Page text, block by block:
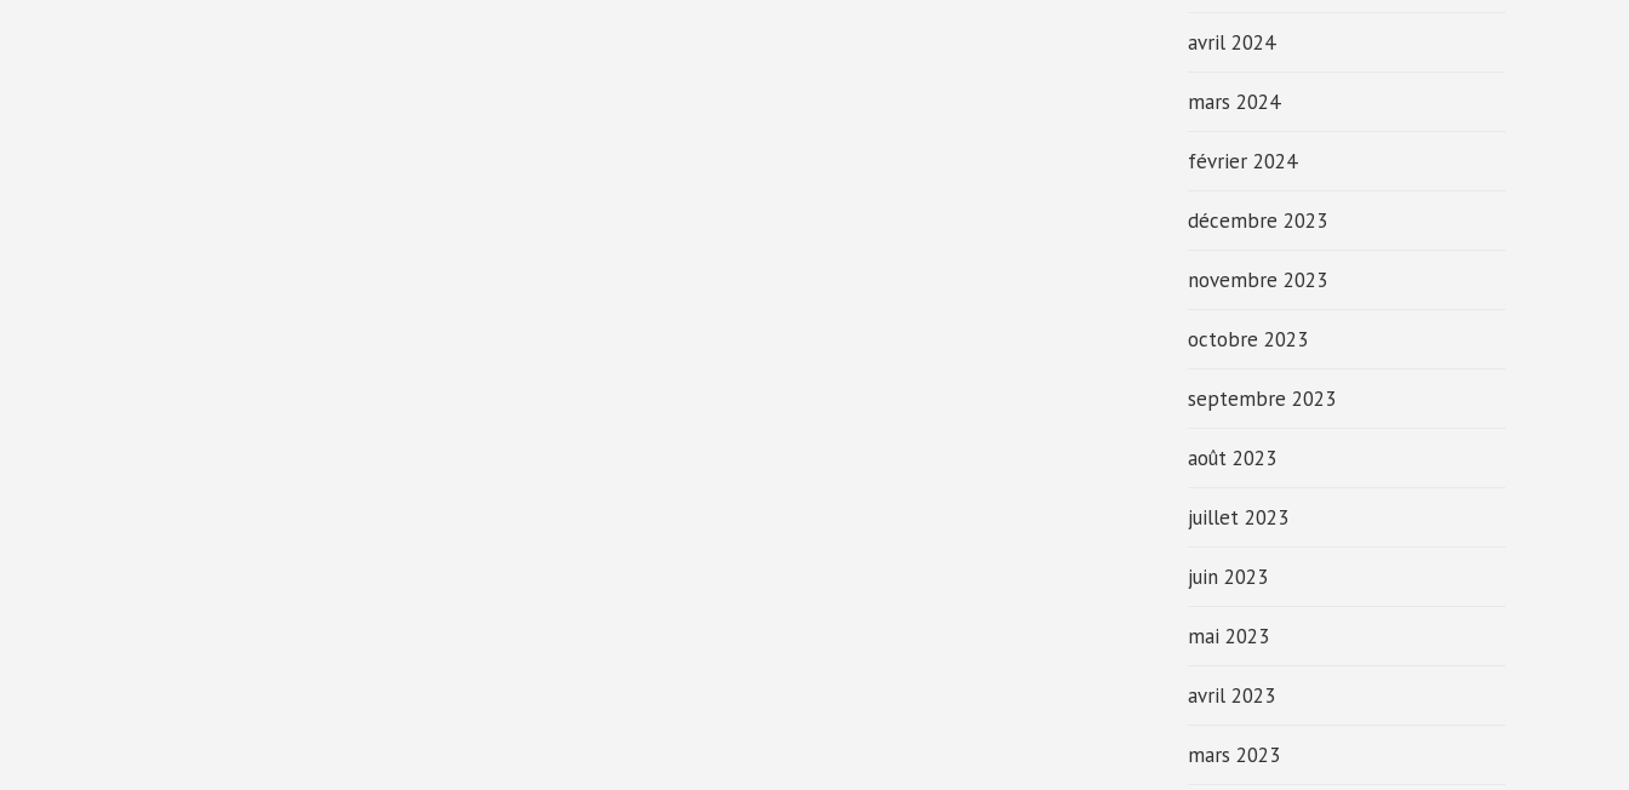
avril 2024
mars 2024
février 2024
décembre 2023
novembre 2023
octobre 2023
septembre 2023
août 2023
juillet 2023
juin 2023
mai 2023
avril 2023
mars 2023